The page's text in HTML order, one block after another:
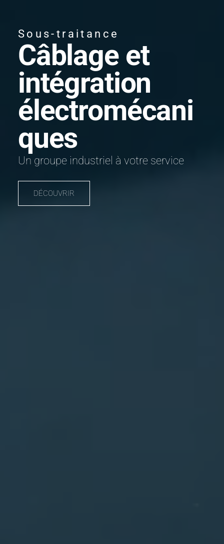
Sous-traitance
Câblage et
intégration
électromécani
ques
Un groupe industriel à votre service
DÉCOUVRIR